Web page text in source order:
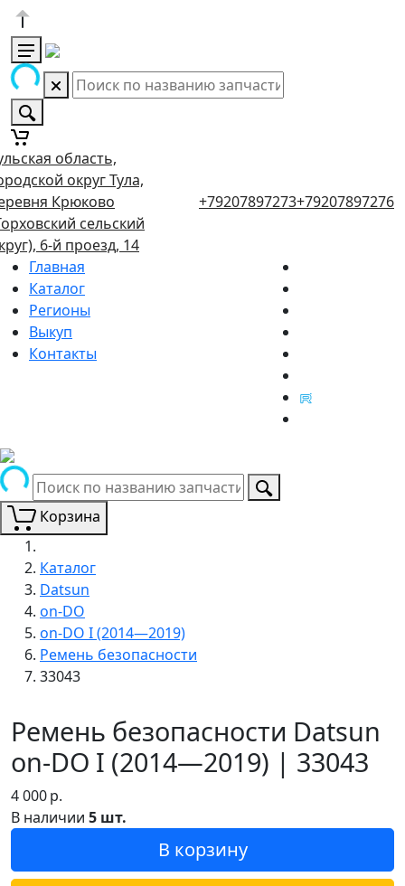
область,
округ Тула,
Крюково
сельский
6-й проезд, 14
+79207897273+79207897276
Главная
Каталог
Регионы
Выкуп
Контакты
Корзина
Каталог
Datsun
on-DO
on-DO I (2014—2019)
Ремень безопасности
33043
Ремень безопасности Datsun
on-DO I (2014—2019) | 33043
4 000р.
В наличии 5 шт.
В корзину